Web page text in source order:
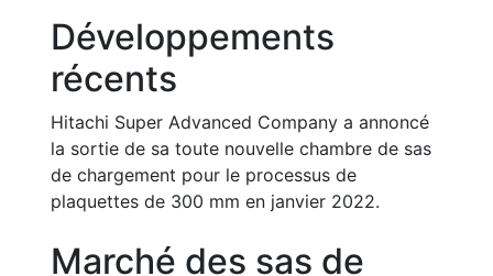
Développements
récents
Hitachi Super Advanced Company a annoncé
la sortie de sa toute nouvelle chambre de sas
de chargement pour le processus de
plaquettes de 300 mm en janvier 2022.
Marché des sas de